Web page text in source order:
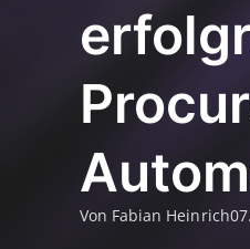
Von Fabian Heinrich